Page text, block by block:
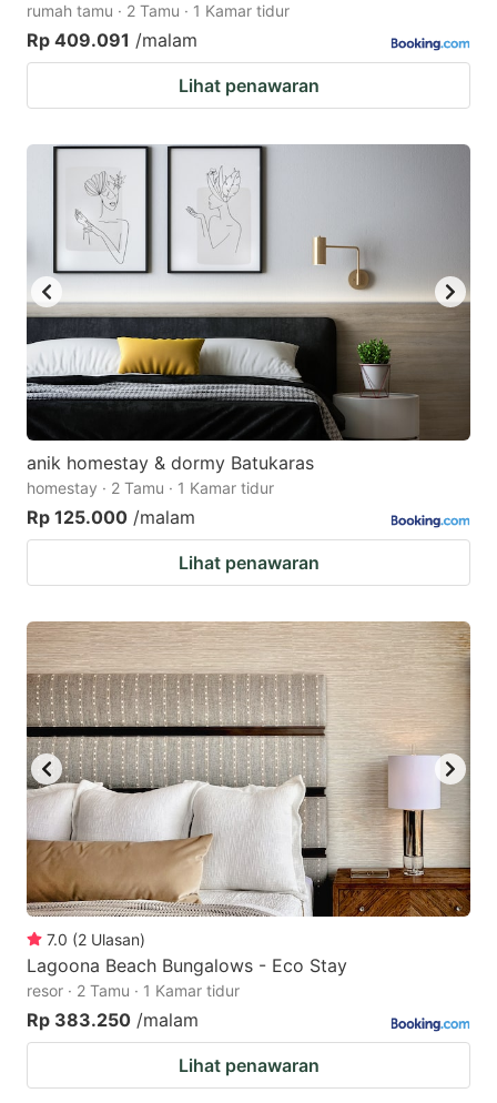
rumah tamu · 2 Tamu · 1 Kamar tidur
Rp 409.091 /malam
Lihat penawaran
anik homestay & dormy Batukaras
homestay · 2 Tamu · 1 Kamar tidur
Rp 125.000 /malam
Lihat penawaran
7.0 (2 Ulasan)
Lagoona Beach Bungalows - Eco Stay
resor · 2 Tamu · 1 Kamar tidur
Rp 383.250 /malam
Lihat penawaran